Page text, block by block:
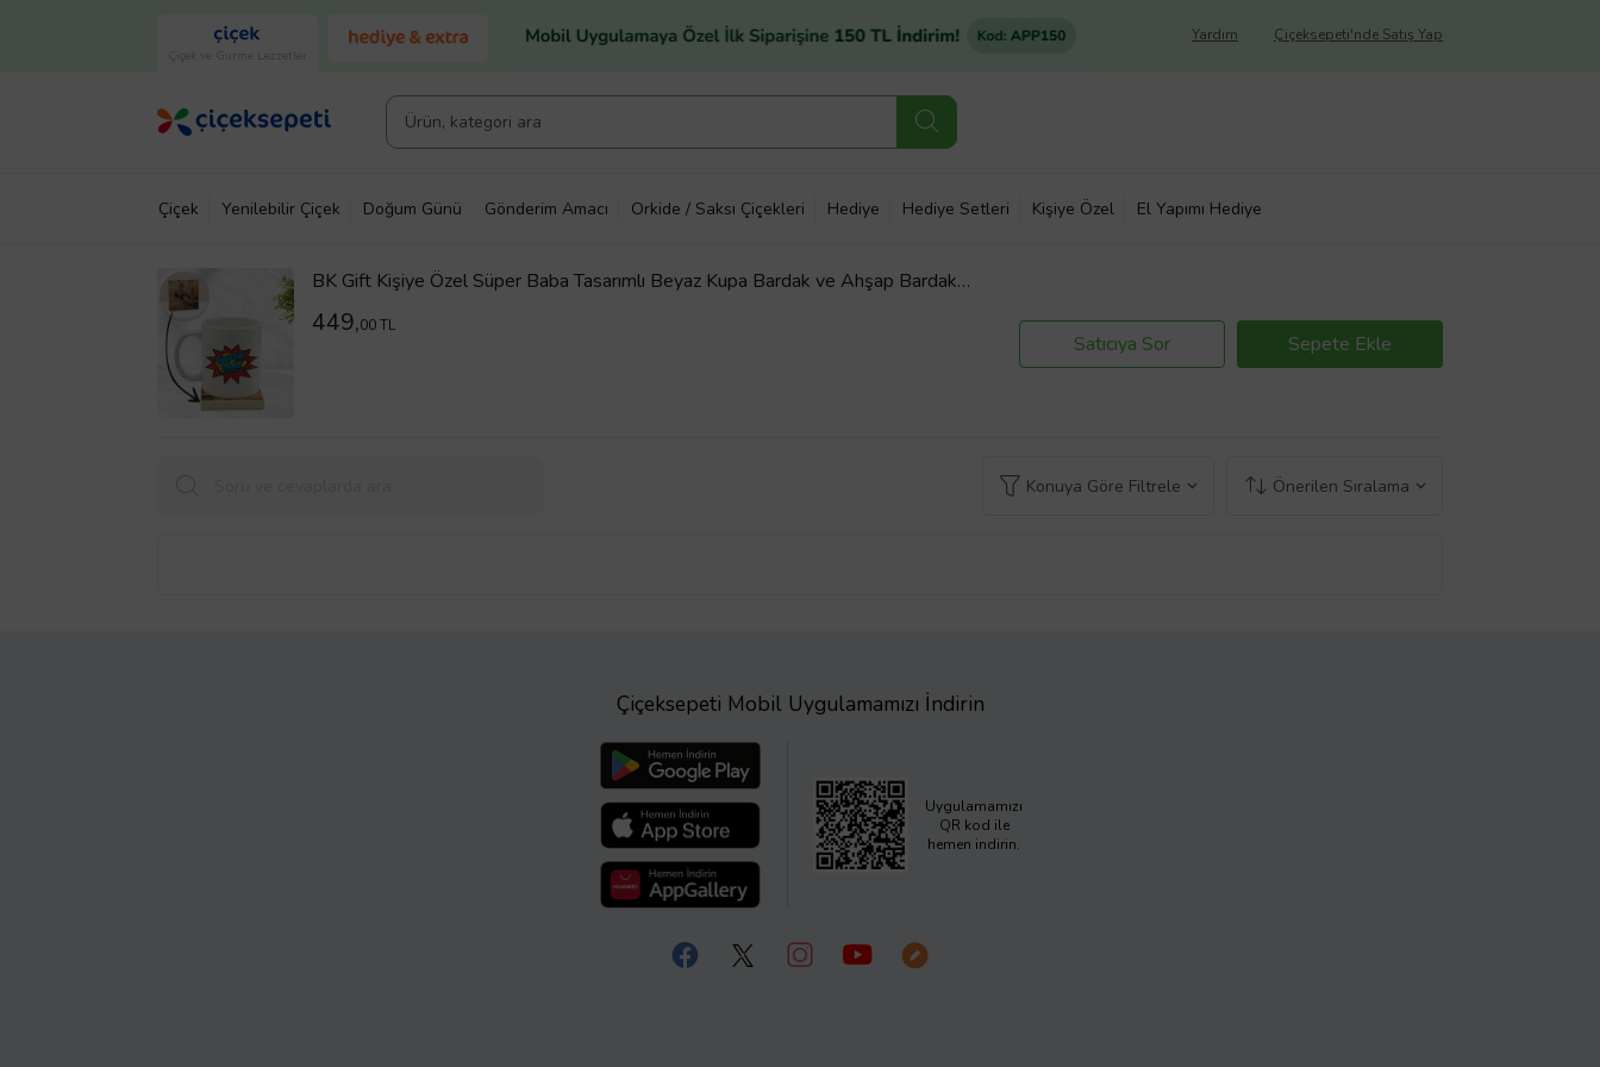
Çiçek ve Gurme Lezzetler
Çiçeksepeti'nde Satış Yap
Yardım
Çiçek Yenilebilir Çiçek Doğum Günü Gönderim Amacı Orkide / Saksı Çiçekleri Hediye Hediye Setleri Kişiye Özel El Yapımı Hediye
BK Gift Kişiye Özel Süper Baba Tasarımlı Beyaz Kupa Bardak ve Ahşap Bardak
Altlığı Hediye Seti - Model 1
449,00 TL
Satıcıya Sor Sepete Ekle
Konuya Göre Filtrele Önerilen Sıralama
Çiçeksepeti Mobil Uygulamamızı İndirin
Uygulamamızı
QR kod ile
hemen indirin.